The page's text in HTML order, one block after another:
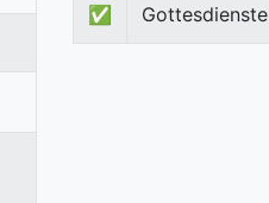
✅ Gottesdienste